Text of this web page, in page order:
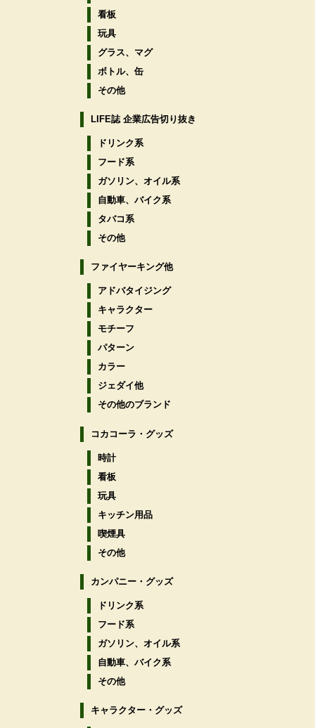
看板
玩具
グラス、マグ
ボトル、缶
その他
LIFE誌 企業広告切り抜き
ドリンク系
フード系
ガソリン、オイル系
自動車、バイク系
タバコ系
その他
ファイヤーキング他
アドバタイジング
キャラクター
モチーフ
パターン
カラー
ジェダイ他
その他のブランド
コカコーラ・グッズ
時計
看板
玩具
キッチン用品
喫煙具
その他
カンパニー・グッズ
ドリンク系
フード系
ガソリン、オイル系
自動車、バイク系
その他
キャラクター・グッズ